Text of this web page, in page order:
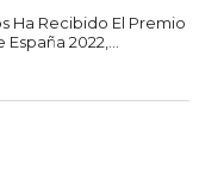
Ha Recibido El Premio
2022,...